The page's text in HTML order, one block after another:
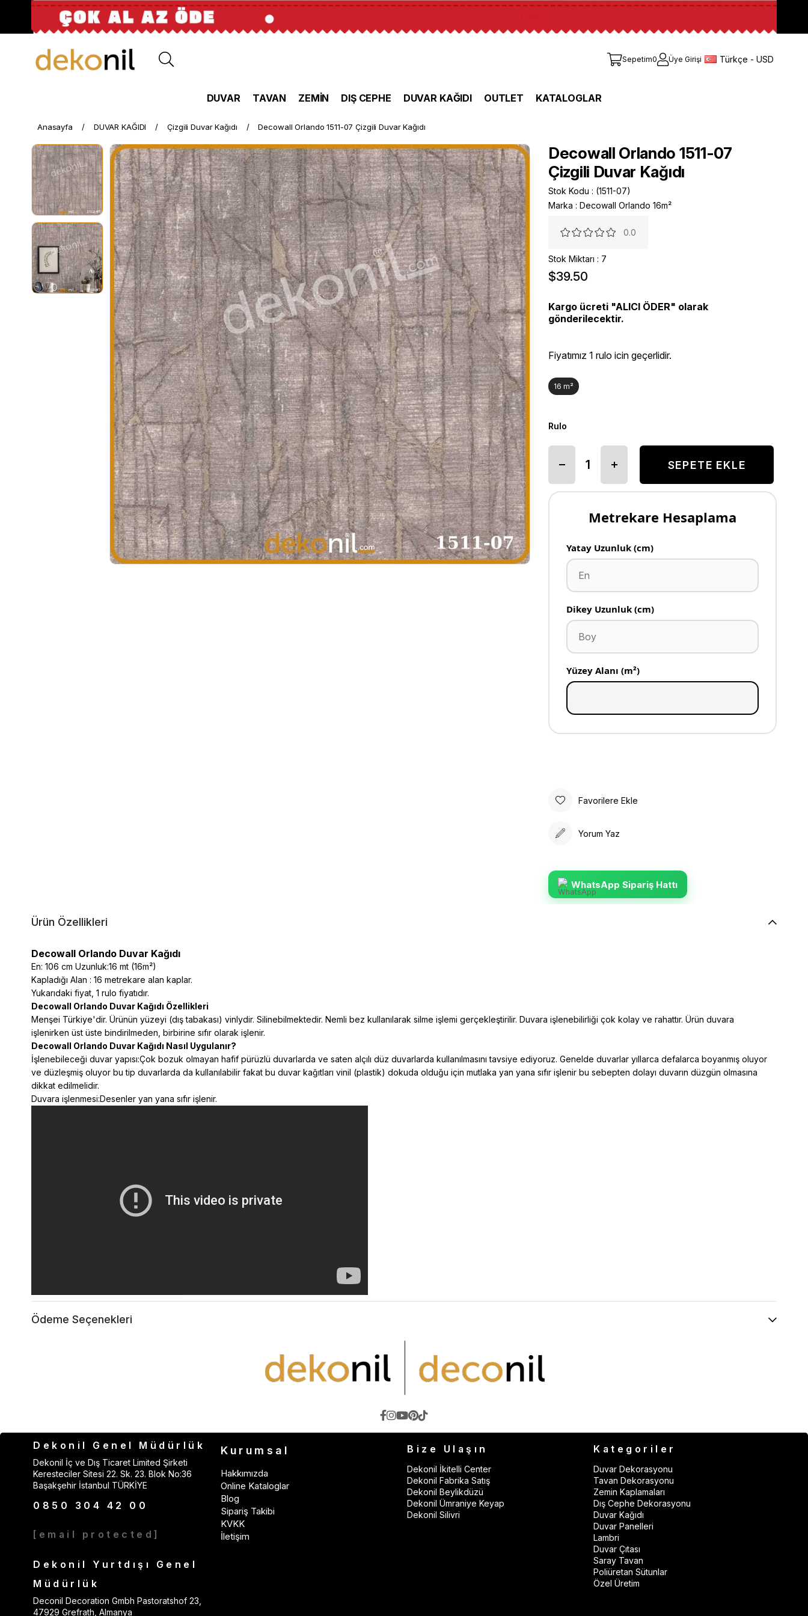
Sepetim0 Üye Girişi Türkçe - USD
DUVAR TAVAN ZEMİN DIŞ CEPHE DUVAR KAĞIDI OUTLET KATALOGLAR
Anasayfa DUVAR KAĞIDI Çizgili Duvar Kağıdı Decowall Orlando 1511-07 Çizgili Duvar Kağıdı
Decowall Orlando 1511-07
Çizgili Duvar Kağıdı
Stok Kodu
(1511-07)
Marka : Decowall Orlando 16m²
0.0
Stok Miktarı : 7
$39.50
Kargo ücreti "ALICI ÖDER" olarak
gönderilecektir.
Fiyatımız 1 rulo icin geçerlidir.
16 m²
Rulo
Metrekare Hesaplama
Yatay Uzunluk (cm)
Dikey Uzunluk (cm)
Yüzey Alanı (m²)
Favorilere Ekle
Yorum Yaz
WhatsApp Sipariş Hattı
Ürün Özellikleri
Decowall Orlando Duvar Kağıdı
En: 106 cm Uzunluk:16 mt (16m²)
Kapladığı Alan : 16 metrekare alan kaplar.
Yukarıdaki fiyat, 1 rulo fiyatıdır.
Decowall Orlando Duvar Kağıdı Özellikleri
Menşei Türkiye'dir. Ürünün yüzeyi (dış tabakası) vinlydir. Silinebilmektedir. Nemli bez kullanılarak silme işlemi gerçekleştirilir. Duvara işlenebilirliği çok kolay ve rahattır. Ürün duvara
işlenirken üst üste bindirilmeden, birbirine sıfır olarak işlenir.
Decowall Orlando Duvar Kağıdı Nasıl Uygulanır?
İşlenebileceği duvar yapısı:Çok bozuk olmayan hafif pürüzlü duvarlarda ve saten alçılı düz duvarlarda kullanılmasını tavsiye ediyoruz. Genelde duvarlar yıllarca defalarca boyanmış oluyor
ve düzleşmiş oluyor bu tip duvarlarda da kullanılabilir fakat bu duvar kağıtları vinil (plastik) dokuda olduğu için mutlaka yan yana sıfır işlenir bu sebepten dolayı duvarın düzgün olmasına
dikkat edilmelidir.
Duvara işlenmesi:Desenler yan yana sıfır işlenir.
Ödeme Seçenekleri
Dekonil Genel Müdürlük
Dekonil İç ve Dış Ticaret Limited Şirketi
Keresteciler Sitesi 22. Sk. 23. Blok No:36
Başakşehir İstanbul TÜRKİYE
0850 304 42 00
[email protected]
Dekonil Yurtdışı Genel
Müdürlük
Deconil Decoration Gmbh Pastoratshof 23,
47929 Grefrath, Almanya
Kurumsal
Hakkımızda
Online Kataloglar
Blog
Sipariş Takibi
KVKK
İletişim
Bize Ulaşın
Dekonil İkitelli Center
Dekonil Fabrika Satış
Dekonil Beylikdüzü
Dekonil Ümraniye Keyap
Dekonil Silivri
Kategoriler
Duvar Dekorasyonu
Tavan Dekorasyonu
Zemin Kaplamaları
Dış Cephe Dekorasyonu
Duvar Kağıdı
Duvar Panelleri
Lambri
Duvar Çıtası
Saray Tavan
Poliüretan Sütunlar
Özel Üretim